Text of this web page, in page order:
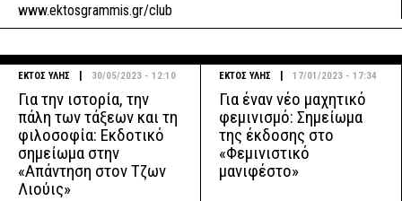
www.ektosgrammis.gr/club
ΕΚΤΟΣ ΥΛΗΣ | 30/05/2023 - 12:10
Για την ιστορία, την
πάλη των τάξεων και τη
φιλοσοφία: Εκδοτικό
σημείωμα στην
«Απάντηση στον Τζων
Λιούις»
ΕΚΤΟΣ ΥΛΗΣ | 17/01/2023 - 17:34
Για έναν νέο μαχητικό
φεμινισμό: Σημείωμα
της έκδοσης στο
«Φεμινιστικό
μανιφέστο»